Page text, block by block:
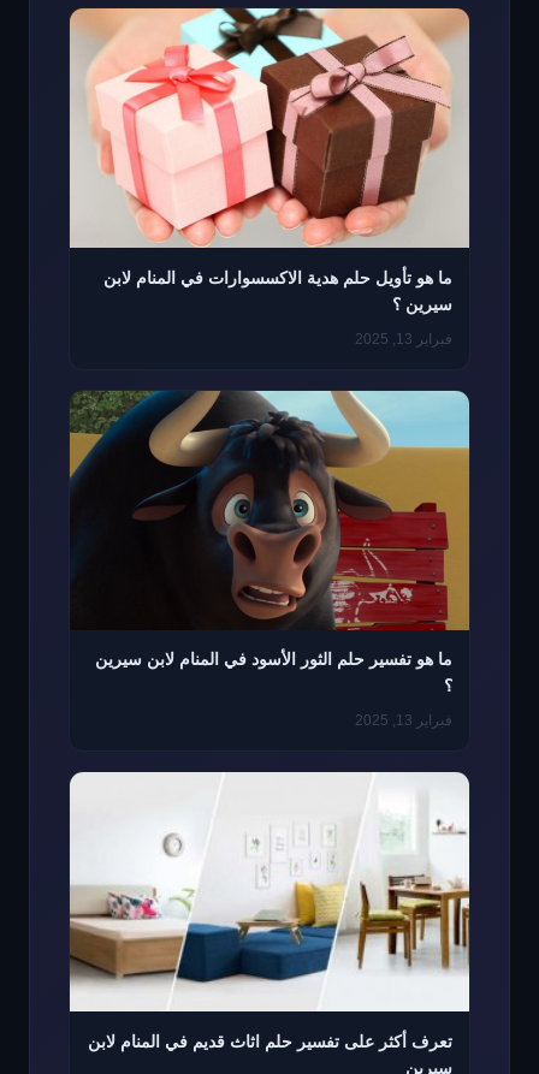
ما هو تأويل حلم هدية الاكسسوارات في المنام لابن
سيرين ؟
فبراير 13, 2025
ما هو تفسير حلم الثور الأسود في المنام لابن سيرين
؟
فبراير 13, 2025
تعرف أكثر على تفسير حلم اثاث قديم في المنام لابن
سيرين